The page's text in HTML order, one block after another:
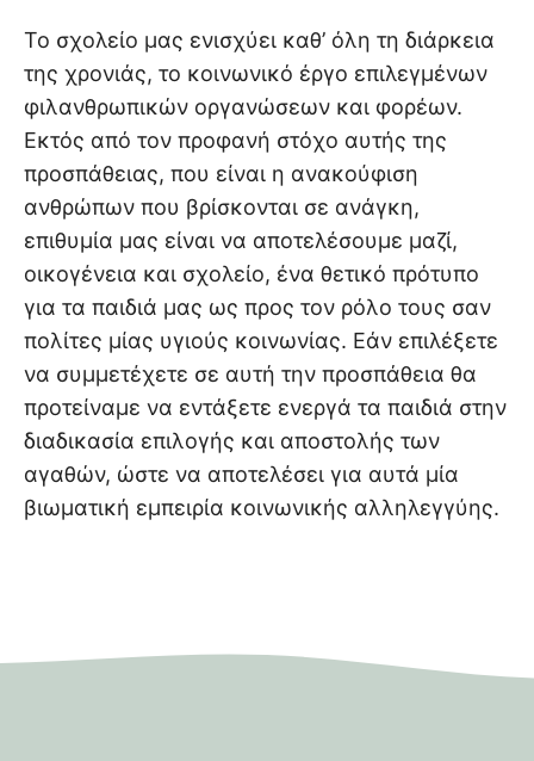
Το σχολείο μας ενισχύει καθ’ όλη τη διάρκεια
της χρονιάς, το κοινωνικό έργο επιλεγμένων
φιλανθρωπικών οργανώσεων και φορέων.
Εκτός από τον προφανή στόχο αυτής της
προσπάθειας, που είναι η ανακούφιση
ανθρώπων που βρίσκονται σε ανάγκη,
επιθυμία μας είναι να αποτελέσουμε μαζί,
οικογένεια και σχολείο, ένα θετικό πρότυπο
για τα παιδιά μας ως προς τον ρόλο τους σαν
πολίτες μίας υγιούς κοινωνίας. Εάν επιλέξετε
να συμμετέχετε σε αυτή την προσπάθεια θα
προτείναμε να εντάξετε ενεργά τα παιδιά στην
διαδικασία επιλογής και αποστολής των
αγαθών, ώστε να αποτελέσει για αυτά μία
βιωματική εμπειρία κοινωνικής αλληλεγγύης.